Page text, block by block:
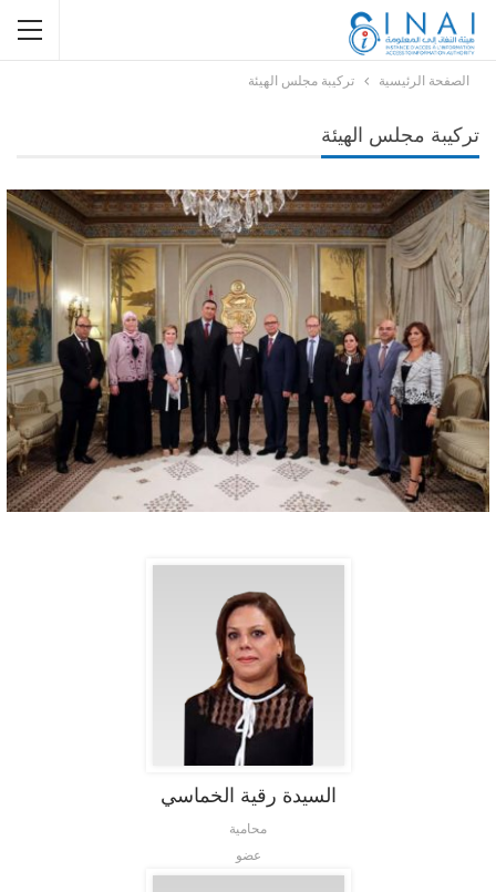
الصفحة الرئيسية تركيبة مجلس الهيئة
تركيبة مجلس الهيئة
السيدة رقية الخماسي
محامية
عضو